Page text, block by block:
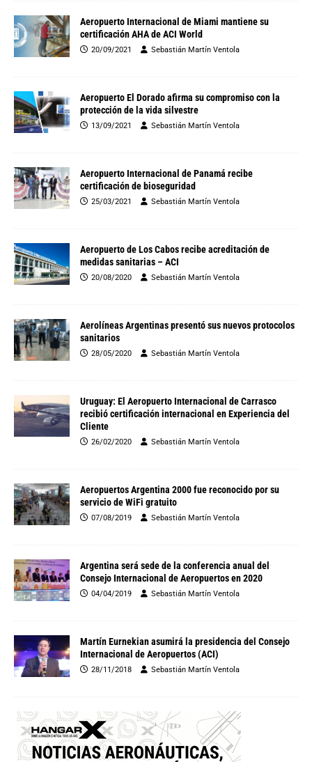
Aeropuerto Internacional de Miami mantiene su
certificación AHA de ACI World
20/09/2021 Sebastián Martín Ventola
Aeropuerto El Dorado afirma su compromiso con la
protección de la vida silvestre
13/09/2021 Sebastián Martín Ventola
Aeropuerto Internacional de Panamá recibe
certificación de bioseguridad
25/03/2021 Sebastián Martín Ventola
Aeropuerto de Los Cabos recibe acreditación de
medidas sanitarias – ACI
20/08/2020 Sebastián Martín Ventola
Aerolíneas Argentinas presentó sus nuevos protocolos
sanitarios
28/05/2020 Sebastián Martín Ventola
Uruguay: El Aeropuerto Internacional de Carrasco
recibió certificación internacional en Experiencia del
Cliente
26/02/2020 Sebastián Martín Ventola
Aeropuertos Argentina 2000 fue reconocido por su
servicio de WiFi gratuito
07/08/2019 Sebastián Martín Ventola
Argentina será sede de la conferencia anual del
Consejo Internacional de Aeropuertos en 2020
04/04/2019 Sebastián Martín Ventola
Martín Eurnekian asumirá la presidencia del Consejo
Internacional de Aeropuertos (ACI)
28/11/2018 Sebastián Martín Ventola